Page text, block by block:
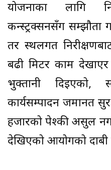
योजनाका लागि
कन्स्ट्रक्सनसँग सम्झौता
तर स्थलगत
बढी मिटर काम
भुक्तानी दिइएको,
कार्यसम्पादन जमानत
हजारको पेश्की असुल
देखिएको आयोगको दाबी